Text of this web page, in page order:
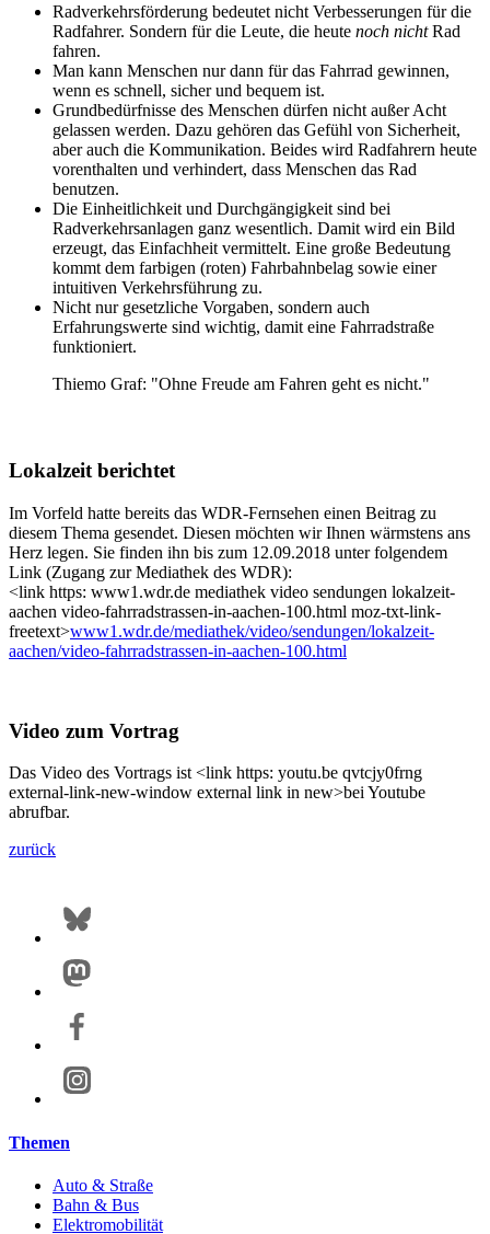
Radverkehrsförderung bedeutet nicht Verbesserungen für die
Radfahrer. Sondern für die Leute, die heute noch nichtRad
fahren.
Man kann Menschen nur dann für das Fahrrad gewinnen,
wenn es schnell, sicher und bequem ist.
Grundbedürfnisse des Menschen dürfen nicht außer Acht
gelassen werden. Dazu gehören das Gefühl von Sicherheit,
aber auch die Kommunikation. Beides wird Radfahrern heute
vorenthalten und verhindert, dass Menschen das Rad
benutzen.
Die Einheitlichkeit und Durchgängigkeit sind bei
Radverkehrsanlagen ganz wesentlich. Damit wird ein Bild
erzeugt, das Einfachheit vermittelt. Eine große Bedeutung
kommt dem farbigen (roten) Fahrbahnbelag sowie einer
intuitiven Verkehrsführung zu.
Nicht nur gesetzliche Vorgaben, sondern auch
Erfahrungswerte sind wichtig, damit eine Fahrradstraße
funktioniert.
Thiemo Graf: "Ohne Freude am Fahren geht es nicht."
Lokalzeit berichtet
Im Vorfeld hatte bereits das WDR-Fernsehen einen Beitrag zu
diesem Thema gesendet. Diesen möchten wir Ihnen wärmstens ans
Herz legen. Sie finden ihn bis zum 12.09.2018 unter folgendem
Link (Zugang zur Mediathek des WDR):
<link https: www1.wdr.de mediathek video sendungen lokalzeit-
aachen video-fahrradstrassen-in-aachen-100.html moz-txt-link-
freetext>www1.wdr.de/mediathek/video/sendungen/lokalzeit-
aachen/video-fahrradstrassen-in-aachen-100.html
Video zum Vortrag
Das Video des Vortrags ist <link https: youtu.be qvtcjy0frng
external-link-new-window external link in new>bei Youtube
abrufbar.
zurück
Themen
Auto & Straße
Bahn & Bus
Elektromobilität